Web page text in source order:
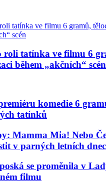
tatínka ve filmu 6
během „akčních“ scén
komedie 6
tatínků
Mamma Mia! Nebo
v parných letních
se proměnila v
filmu